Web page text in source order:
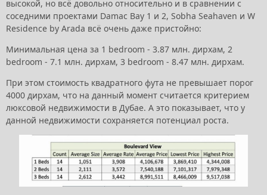
высокой, но всё довольно относительно и в сравнении с
соседними проектами Damac Bay 1 и 2, Sobha Seahaven и W
Residence by Arada всё очень даже пристойно:
Минимальная цена за 1 bedroom - 3.87 млн. дирхам, 2
bedroom - 7.1 млн. дирхам, 3 bedroom - 8.47 млн. дирхам.
При этом стоимость квадратного фута не превышает порог
4000 дирхам, что на данный момент считается критерием
люксовой недвижимости в Дубае. А это показывает, что у
данной недвижимости сохраняется потенциал роста.